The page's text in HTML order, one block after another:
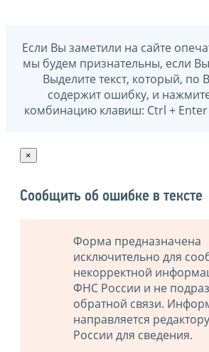
Если Вы заметили на сайте
мы будем признательны, если
Выделите текст, который,
содержит ошибку, и
комбинацию клавиш: Ctrl +
×
Сообщить об ошибке в тексте
Форма предназначена
исключительно для
некорректной
ФНС России и не
обратной связи.
направляется
России для сведения.